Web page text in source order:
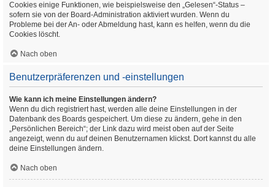
Cookies einige Funktionen, wie beispielsweise den „Gelesen“-Status –
sofern sie von der Board-Administration aktiviert wurden. Wenn du
Probleme bei der An- oder Abmeldung hast, kann es helfen, wenn du die
Cookies löscht.
Nach oben
Benutzerpräferenzen und -einstellungen
Wie kann ich meine Einstellungen ändern?
Wenn du dich registriert hast, werden alle deine Einstellungen in der
Datenbank des Boards gespeichert. Um diese zu ändern, gehe in den
„Persönlichen Bereich“; der Link dazu wird meist oben auf der Seite
angezeigt, wenn du auf deinen Benutzernamen klickst. Dort kannst du alle
deine Einstellungen ändern.
Nach oben